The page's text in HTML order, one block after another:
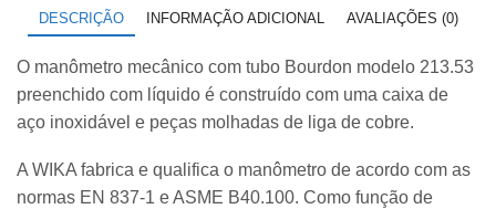
quantidade
DESCRIÇÃO INFORMAÇÃO ADICIONAL AVALIAÇÕES (0)
O manômetro mecânico com tubo Bourdon modelo 213.53
preenchido com líquido é construído com uma caixa de
aço inoxidável e peças molhadas de liga de cobre.
A WIKA fabrica e qualifica o manômetro de acordo com as
normas EN 837-1 e ASME B40.100. Como função de